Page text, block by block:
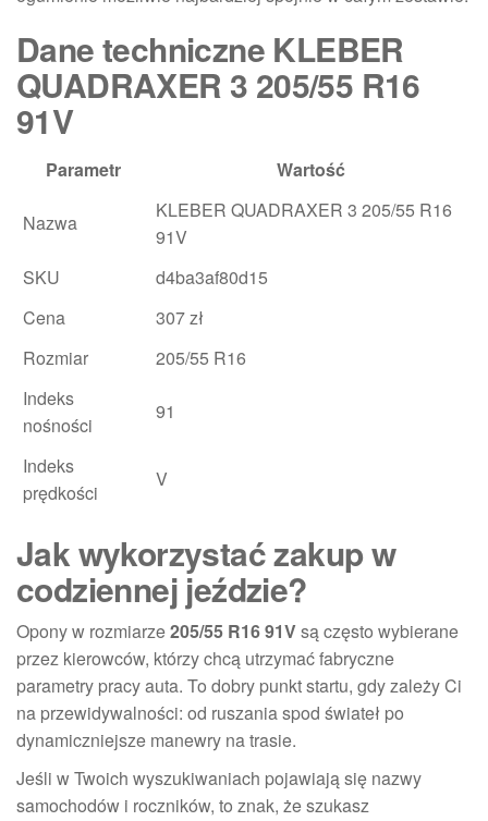
Dane techniczne KLEBER
QUADRAXER 3 205/55 R16
91V
Parametr Wartość
Nazwa
KLEBER QUADRAXER 3 205/55 R16
91V
SKU
d4ba3af80d15
Cena
307 zł
Rozmiar
205/55 R16
Indeks
nośności
91
Indeks
prędkości
V
Jak wykorzystać zakup w
codziennej jeździe?
Opony w rozmiarze205/55 R16 91Vsą często wybierane
przez kierowców, którzy chcą utrzymać fabryczne
parametry pracy auta. To dobry punkt startu, gdy zależy Ci
na przewidywalności: od ruszania spod świateł po
dynamiczniejsze manewry na trasie.
Jeśli w Twoich wyszukiwaniach pojawiają się nazwy
samochodów i roczników, to znak, że szukasz